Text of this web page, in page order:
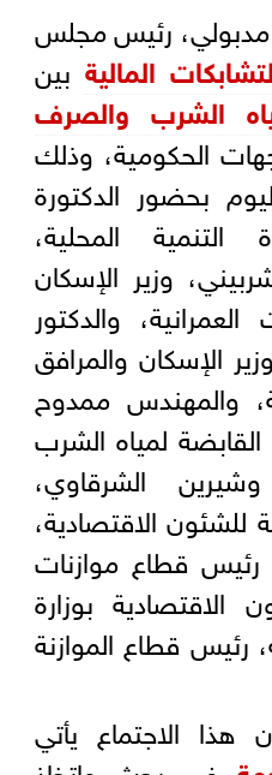
رئيس مجلس
المالية بين
الشرب والصرف
الحكومية، وذلك
بحضور الدكتورة
المحلية،
وزير الإسكان
والدكتور
الإسكان والمرافق
والمهندس ممدوح
لمياه الشرب
الشرقاوي،
للشئون الاقتصادية،
رئيس قطاع موازنات
الاقتصادية بوزارة
رئيس قطاع الموازنة
هذا الاجتماع يأتي